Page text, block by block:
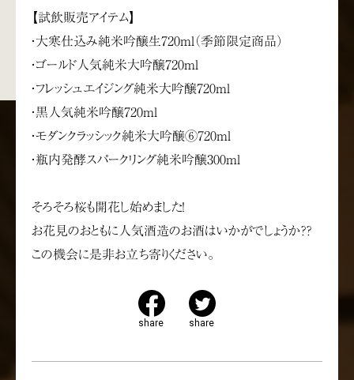
【試飲販売アイテム】
・大寒仕込み純米吟醸生720ml（季節限定商品）
・ゴールド人気純米大吟醸720ml
・フレッシュエイジング純米大吟醸720ml
・黒人気純米吟醸720ml
・モダンクラッシック純米大吟醸⑥720ml
・瓶内発酵スパークリング純米吟醸300ml
そろそろ桜も開花し始めました！
お花見のおともに人気酒造のお酒はいかがでしょうか？？
この機会に是非お立ち寄りください。
share share